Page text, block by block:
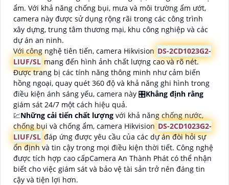
ẩm. Với khả năng chống bụi, mưa và môi trường ẩm ướt,
camera này được sử dụng rộng rãi trong các công trình
xây dựng, trung tâm thương mại, khu công nghiệp và các
dự án an ninh.
Với công nghệ tiên tiến, camera Hikvision DS-2CD1023G2-
LIUF/SL mang đến hình ảnh chất lượng cao và rõ nét.
Được trang bị các tính năng thông minh như cảm biến
hồng ngoại, quay quét 360 độ và khả năng ghi hình trong
điều kiện ánh sáng yếu, camera này 🎛Khẳng định rằng
giám sát 24/7 một cách hiệu quả.
💹Những cải tiến chất lượng với khả năng chống nước,
chống bụi và chống ẩm, camera Hikvision DS-2CD1023G2-
LIUF/SL đáp ứng được yêu cầu của các dự án đòi hỏi sự
ổn định và tin cậy trong mọi điều kiện thời tiết. Công nghệ
được tích hợp cao cấpCamera An Thành Phát có thể nhận
biết cho việc giám sát và bảo vệ tài sản trở nên đáng tin
cậy và tiện lợi hơn.